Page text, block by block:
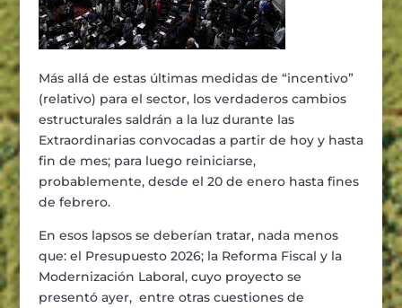
Más allá de estas últimas medidas de “incentivo”
(relativo) para el sector, los verdaderos cambios
estructurales saldrán a la luz durante las
Extraordinarias convocadas a partir de hoy y hasta
fin de mes; para luego reiniciarse,
probablemente, desde el 20 de enero hasta fines
de febrero.
En esos lapsos se deberían tratar, nada menos
que: el Presupuesto 2026; la Reforma Fiscal y la
Modernización Laboral, cuyo proyecto se
presentó ayer, entre otras cuestiones de